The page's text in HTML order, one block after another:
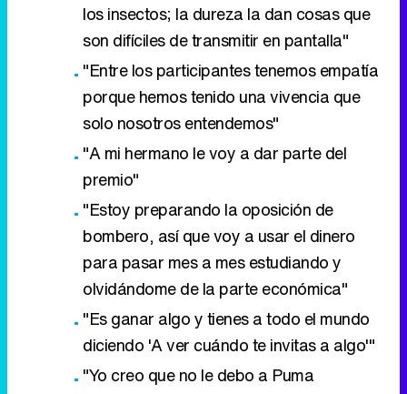
los insectos; la dureza la dan cosas que
son difíciles de transmitir en pantalla"
"Entre los participantes tenemos empatía
porque hemos tenido una vivencia que
solo nosotros entendemos"
"A mi hermano le voy a dar parte del
premio"
"Estoy preparando la oposición de
bombero, así que voy a usar el dinero
para pasar mes a mes estudiando y
olvidándome de la parte económica"
"Es ganar algo y tienes a todo el mundo
diciendo 'A ver cuándo te invitas a algo'"
"Yo creo que no le debo a Puma